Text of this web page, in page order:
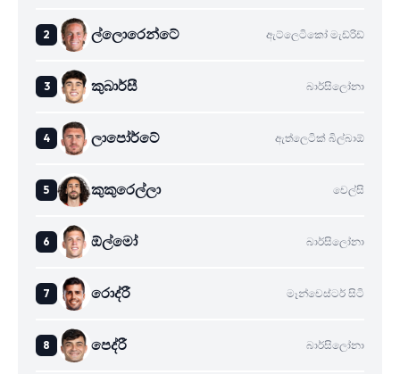
ල්ලොරෙන්ටේ ඇට්ලෙටිකෝ මැඩ්රිඩ්
කුබාර්සී බාර්සිලෝනා
ලාපෝර්ටේ ඇත්ලෙටික් බිල්බාඕ
කුකුරෙල්ලා චෙල්සි
ඕල්මෝ බාර්සිලෝනා
රොද්රී මෑන්චෙස්ටර් සිටි
පෙද්රී බාර්සිලෝනා